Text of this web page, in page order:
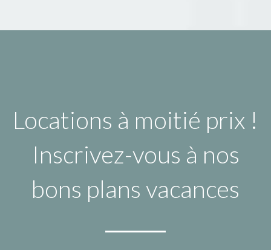
Locations à moitié prix !
Inscrivez-vous à nos
bons plans vacances